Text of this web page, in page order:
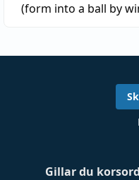
(form into a ball by
Gillar du